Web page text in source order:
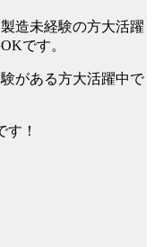
造未経験の方大活躍
です。
がある方大活躍中で
！